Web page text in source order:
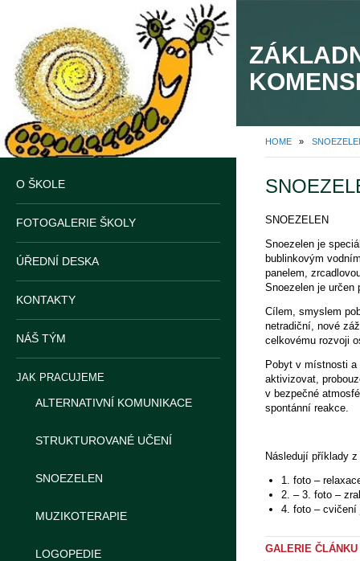
HOME »
O ŠKOLE
FOTOGALERIE ŠKOLY
ÚŘEDNÍ DESKA
KONTAKTY
NÁŠ TÝM
JAK PRACUJEME
ALTERNATIVNÍ KOMUNIKACE
STRUKTUROVANÉ UČENÍ
SNOEZELEN
MUZIKOTERAPIE
LOGOPEDIE
SNOEZELEN
Snoezelen je
bublinkovým
panelem,
Snoezelen je určen
Cílem, smyslem
netradiční, nové
celkovému rozvoji
Pobyt v místnosti a
aktivizovat,
v bezpečné
spontánní reakce.
Následují příklady z
1. foto –
2. – 3. foto –
4. foto – cvičení
GALERIE ČLÁNKU